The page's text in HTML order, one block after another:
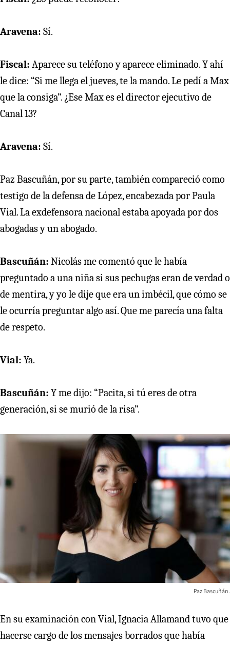
Aravena: Sí.
Fiscal: Aparece su teléfono y aparece eliminado. Y ahí
le dice: “Si me llega el jueves, te la mando. Le pedí a Max
que la consiga”. ¿Ese Max es el director ejecutivo de
Canal 13?
Aravena: Sí.
Paz Bascuñán, por su parte, también compareció como
testigo de la defensa de López, encabezada por Paula
Vial. La exdefensora nacional estaba apoyada por dos
abogadas y un abogado.
Bascuñán: Nicolás me comentó que le había
preguntado a una niña si sus pechugas eran de verdad o
de mentira, y yo le dije que era un imbécil, que cómo se
le ocurría preguntar algo así. Que me parecía una falta
de respeto.
Vial: Ya.
Bascuñán: Y me dijo: “Pacita, si tú eres de otra
generación, si se murió de la risa”.
Paz Bascuñán.
En su examinación con Vial, Ignacia Allamand tuvo que
hacerse cargo de los mensajes borrados que había